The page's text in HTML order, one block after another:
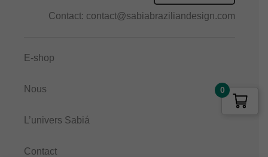
Contact: contact@sabiabraziliandesign.com
E-shop
Nous
L’univers Sabiá
Contact
0